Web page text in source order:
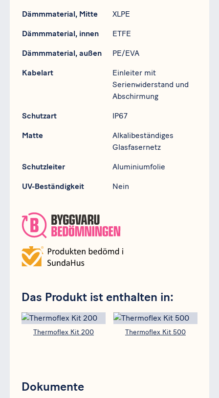
Dämmmaterial, Mitte XLPE
Dämmmaterial, innen ETFE
Dämmmaterial, außen PE/EVA
Kabelart
Einleiter mit
Serienwiderstand und
Abschirmung
Schutzart IP67
Matte
Alkalibeständiges
Glasfasernetz
Schutzleiter Aluminiumfolie
UV-Beständigkeit Nein
Das Produkt ist enthalten in:
Thermoflex Kit 200 Thermoflex Kit 500
Dokumente